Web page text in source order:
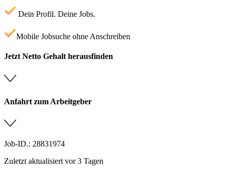
Dein Profil. Deine Jobs.
Mobile Jobsuche ohne Anschreiben
Jetzt Netto Gehalt herausfinden
Anfahrt zum Arbeitgeber
Job-ID.: 28831974
Zuletzt aktualisiert vor 3 Tagen